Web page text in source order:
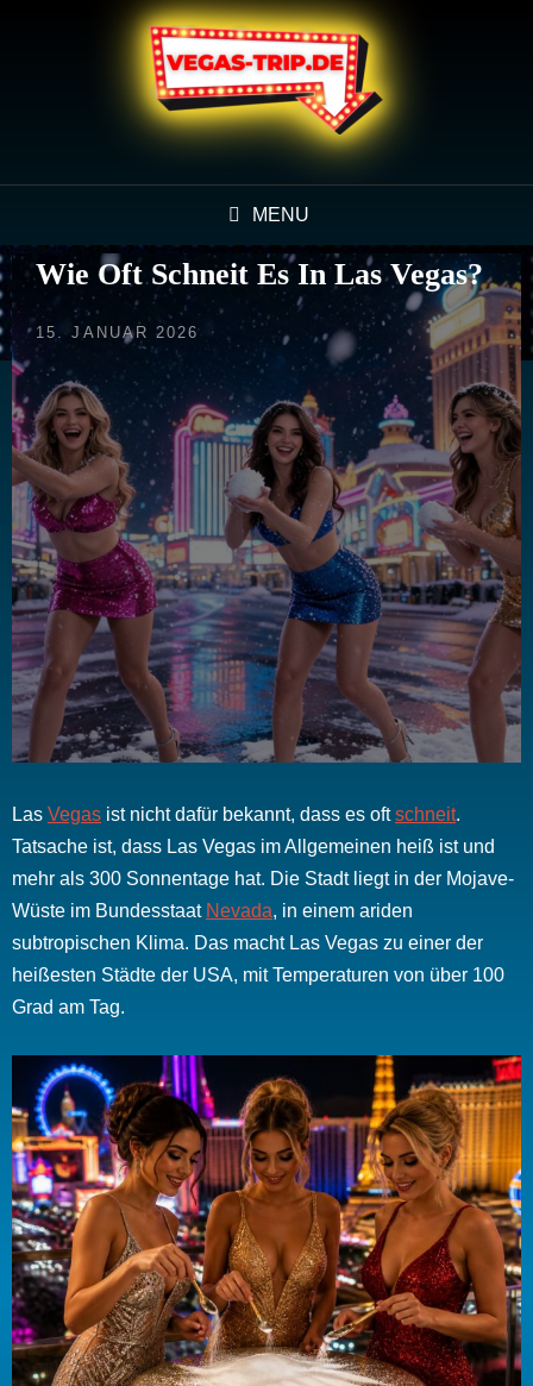
MENU
Wie Oft Schneit Es In Las Vegas?
POSTED
ON
15. JANUAR 2026
Las Vegas ist nicht dafür bekannt, dass es oftschneit.
Tatsache ist, dass Las Vegas im Allgemeinen heiß ist und
mehr als 300 Sonnentage hat. Die Stadt liegt in der Mojave-
Wüste im Bundesstaat Nevada, in einem ariden
subtropischen Klima. Das macht Las Vegas zu einer der
heißesten Städte der USA, mit Temperaturen von über 100
Grad am Tag.